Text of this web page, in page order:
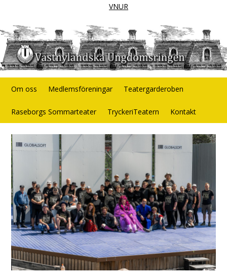
VNUR
Om oss Medlemsföreningar Teatergarderoben
Raseborgs Sommarteater TryckeriTeatern Kontakt